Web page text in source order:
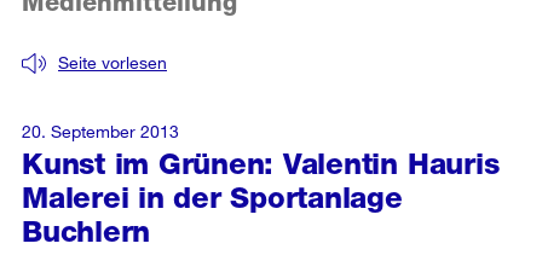
Kunst im Grünen: Valentin Hauris
Malerei in der Sportanlage
Buchlern
Seite vorlesen
20. September 2013